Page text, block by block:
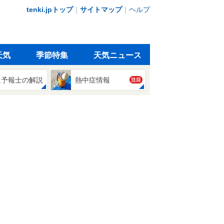
tenki.jpトップ｜ サイトマップ｜ ヘルプ
気 季節特集 天気ニュース
報士の解説 熱中症情報 注目